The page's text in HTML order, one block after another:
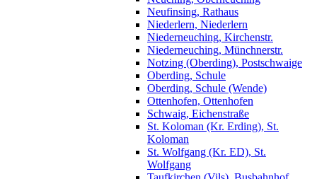
Neufinsing, Rathaus
Niederlern, Niederlern
Niederneuching, Kirchenstr.
Niederneuching, Münchnerstr.
Notzing (Oberding), Postschwaige
Oberding, Schule
Oberding, Schule (Wende)
Ottenhofen, Ottenhofen
Schwaig, Eichenstraße
St. Koloman (Kr. Erding), St.
Koloman
St. Wolfgang (Kr. ED), St.
Wolfgang